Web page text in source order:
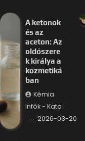
A ketonok
és az
aceton: Az
oldószere
k királya a
kozmetiká
ban
Kémia
infók - Kata
2026-03-20